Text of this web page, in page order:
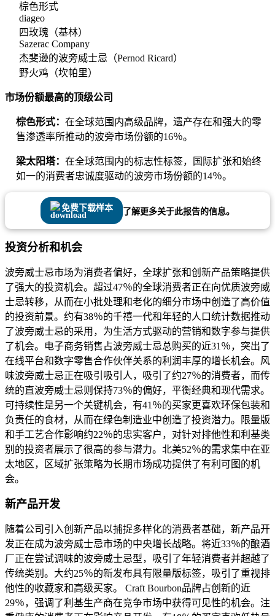
棕色形式
diageo
四玫瑰（基林）
Sazerac Company
杰斐逊的波旁威士忌（Pernod Ricard）
野火鸡（坎帕里）
市场份额最高的顶级公司
棕色形式： 在全球范围内高级品牌，遗产存在和强大的零
售渗透率所推动的波旁市场份额的16％。
梁太阳塔： 在全球范围内的标志性标签，国际扩张和始终
如一的消费者忠诚度驱动的波旁市场份额的14％。
免费下载样本 了解更多关于此报告的信息。
投资分析和机会
波旁威士忌市场为消费者偏好，全球扩张和创新产品策略提供
了强大的投资机会。超过47％的全球消费者正在向优质波旁威
士忌转移，从而在小批处理和老化的细分市场中创造了高价值
的投资前景。约有38％的千禧一代和年轻的人口统计数据推动
了波旁威士忌的采用，为生活方式驱动的营销和数字参与提供
了机会。电子商务销售占波旁威士忌总购买的近31％，突出了
在线平台和数字零售合作伙伴关系的利润丰厚的增长机会。风
味波旁威士忌正在吸引吸引人，吸引了约27％的消费者，而传
统的直波旁威士忌则保持73％的偏好，平衡经典和现代需求。
可持续性是另一个关键机会，有41％的买家更喜欢环保包装和
负责任的食材，从而在绿色制造业中创造了投资潜力。限量版
和手工艺合作影响约22％的忠实客户，对针对排他性和利基类
别的投资者展示了很高的参与潜力。北美52％的需求集中在亚
太地区，区域扩张策略为长期市场成功提供了有利可图的机
会。
新产品开发
随着公司引入创新产品以捕捉多样化的消费者基础，新产品开
发正在成为波旁威士忌市场的中央增长战略。将近33％的酿酒
厂正在尝试调味的波旁威士忌型，吸引了年轻消费者并超越了
传统类别。大约25％的新发布具有限量版标签，吸引了重视排
他性的收藏家和高级买家。 Craft Bourbon品牌占创新的近
29％，强调了利基生产商在竞争市场中获得可见性的机会。注